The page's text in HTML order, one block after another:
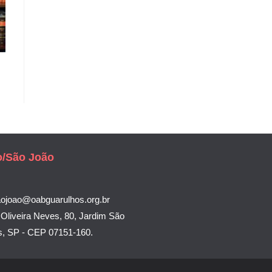
São João
Neves, 80, Jardim São
SP - CEP 07151-160.